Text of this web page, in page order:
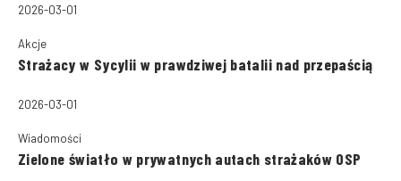
2026-03-01
Akcje
Strażacy w Sycylii w prawdziwej batalii nad przepaścią
2026-03-01
Wiadomości
Zielone światło w prywatnych autach strażaków OSP